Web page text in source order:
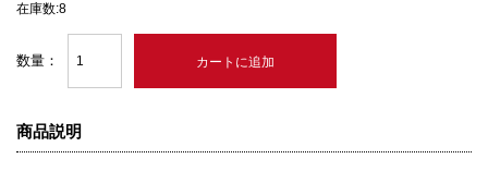
在庫数:8
数量：
商品説明